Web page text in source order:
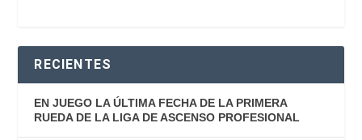
RECIENTES
EN JUEGO LA ÚLTIMA FECHA DE LA PRIMERA
RUEDA DE LA LIGA DE ASCENSO PROFESIONAL